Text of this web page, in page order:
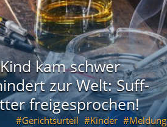
kam schwer
zur Welt: Suff-
freigesprochen!
Gerichtsurteil Kinder Meldung